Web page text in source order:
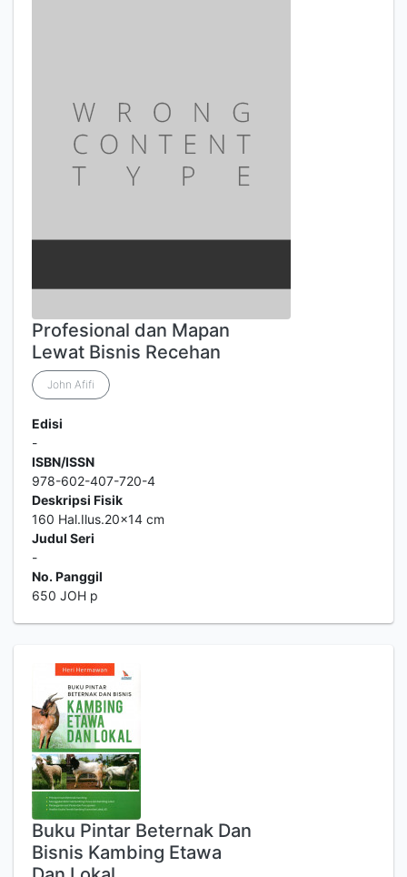
Profesional dan Mapan
Lewat Bisnis Recehan
John Afifi
Edisi
-
ISBN/ISSN
978-602-407-720-4
Deskripsi Fisik
160 Hal.Ilus.20x14 cm
Judul Seri
-
No. Panggil
650 JOH p
Buku Pintar Beternak Dan
Bisnis Kambing Etawa